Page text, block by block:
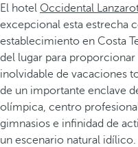
El hotel Occidental
excepcional esta estrecha
establecimiento en Costa
del lugar para proporcionar
inolvidable de vacaciones
de un importante enclave
olímpica, centro
gimnasios e infinidad de
un escenario natural idílico.